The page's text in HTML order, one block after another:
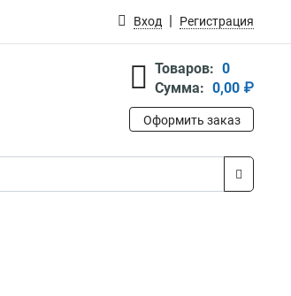
Вход Регистрация
Товаров: 0
Сумма: 0,00 ₽
Оформить заказ